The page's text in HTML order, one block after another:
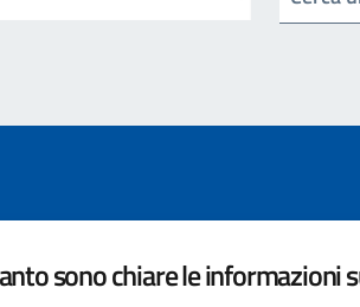
sono chiare le informazioni